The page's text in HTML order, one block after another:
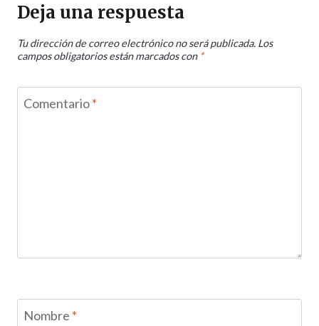
Deja una respuesta
Tu dirección de correo electrónico no será publicada. Los
campos obligatorios están marcados con *
Comentario*
Nombre *